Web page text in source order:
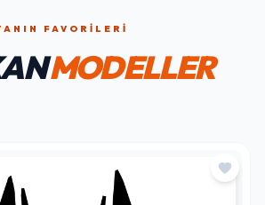
FAVORILERI
MODELLER